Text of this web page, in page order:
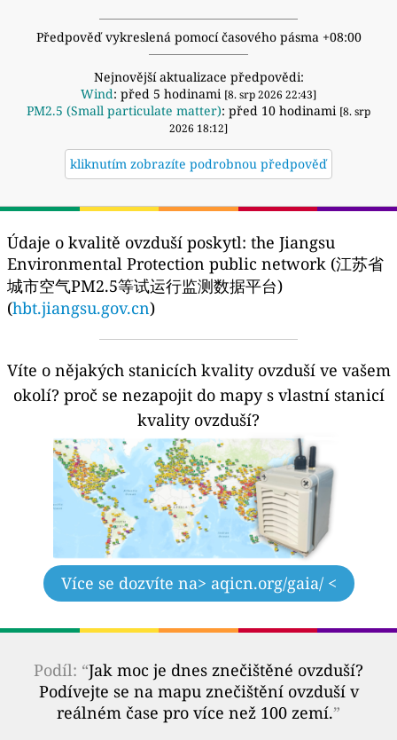
Předpověď vykreslená pomocí časového pásma +08:00
Nejnovější aktualizace předpovědi:
Wind: před 5 hodinami [8. srp 2026 22:43]
PM2.5 (Small particulate matter): před 10 hodinami [8. srp
2026 18:12]
kliknutím zobrazíte podrobnou předpověď
Údaje o kvalitě ovzduší poskytl: the Jiangsu
Environmental Protection public network (江苏省
城市空气PM2.5等试运行监测数据平台)
(hbt.jiangsu.gov.cn)
Víte o nějakých stanicích kvality ovzduší ve vašem
okolí? proč se nezapojit do mapy s vlastní stanicí
kvality ovzduší?
Více se dozvíte na> aqicn.org/gaia/ <
Podíl: “Jak moc je dnes znečištěné ovzduší?
Podívejte se na mapu znečištění ovzduší v
reálném čase pro více než 100 zemí.”